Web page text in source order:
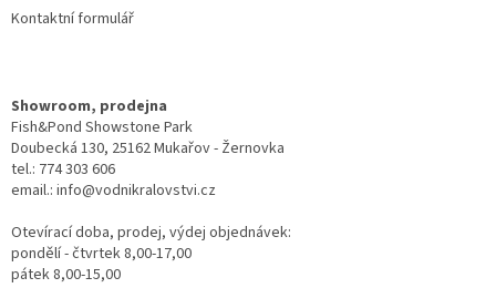
Kontaktní formulář
Showroom, prodejna
Fish&Pond Showstone Park
Doubecká 130, 25162 Mukařov - Žernovka
tel.: 774 303 606
email.: info@vodnikralovstvi.cz
Otevírací doba, prodej, výdej objednávek:
pondělí - čtvrtek 8,00-17,00
pátek 8,00-15,00